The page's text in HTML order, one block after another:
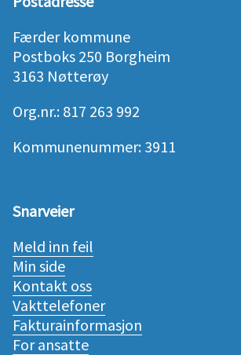
Færder kommune
Postboks 250 Borgheim
3163 Nøtterøy
Org.nr.: 817 263 992
Kommunenummer: 3911
Snarveier
Meld inn feil
Min side
Kontakt oss
Vakttelefoner
Fakturainformasjon
For ansatte